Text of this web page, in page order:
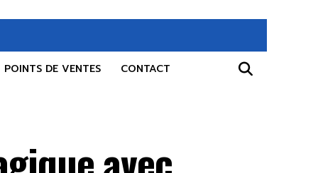
POINTS DE VENTES CONTACT